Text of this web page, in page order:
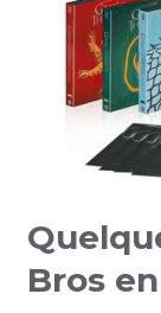
Bros